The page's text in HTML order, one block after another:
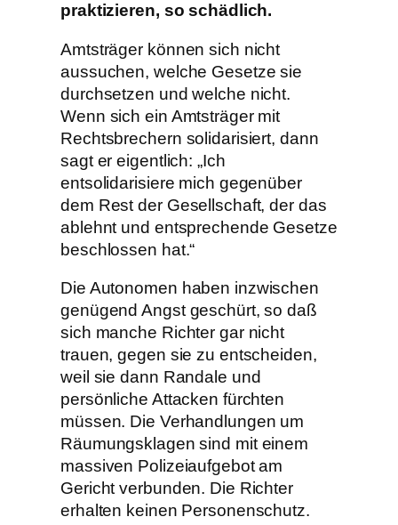
praktizieren, so schädlich.
Amtsträger können sich nicht
aussuchen, welche Gesetze sie
durchsetzen und welche nicht.
Wenn sich ein Amtsträger mit
Rechtsbrechern solidarisiert, dann
sagt er eigentlich: „Ich
entsolidarisiere mich gegenüber
dem Rest der Gesellschaft, der das
ablehnt und entsprechende Gesetze
beschlossen hat.“
Die Autonomen haben inzwischen
genügend Angst geschürt, so daß
sich manche Richter gar nicht
trauen, gegen sie zu entscheiden,
weil sie dann Randale und
persönliche Attacken fürchten
müssen. Die Verhandlungen um
Räumungsklagen sind mit einem
massiven Polizeiaufgebot am
Gericht verbunden. Die Richter
erhalten keinen Personenschutz.